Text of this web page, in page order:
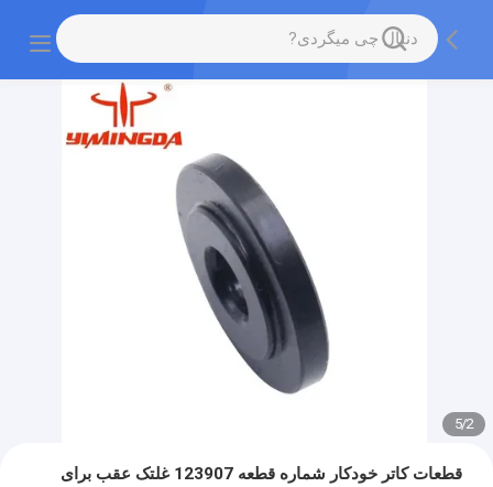
2
/
5
قطعات کاتر خودکار شماره قطعه 123907 غلتک عقب برای